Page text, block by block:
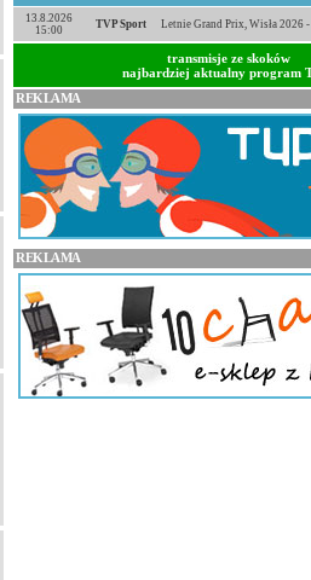
13.8.2026
15:00
TVP Sport Letnie Grand Prix, Wisła 2026
transmisje ze skoków
najbardziej aktualny program
REKLAMA
REKLAMA